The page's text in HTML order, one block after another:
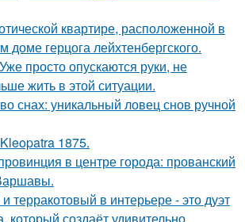
квартире, расположенной в
герцога лейхтенбергского.
просто опускаются руки, не
жить в этой ситуации.
снах: уникальный ловец снов ручной
1875.
в центре города: прованский
терракотовый в интерьере - это дуэт
который создаёт удивительно